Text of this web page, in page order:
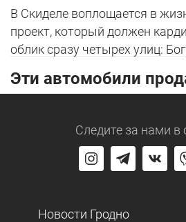
В Скиделе воплощается в
проект, который должен
облик сразу четырех улиц:
Эти автомобили
Следите за нами в
Новости Гродно